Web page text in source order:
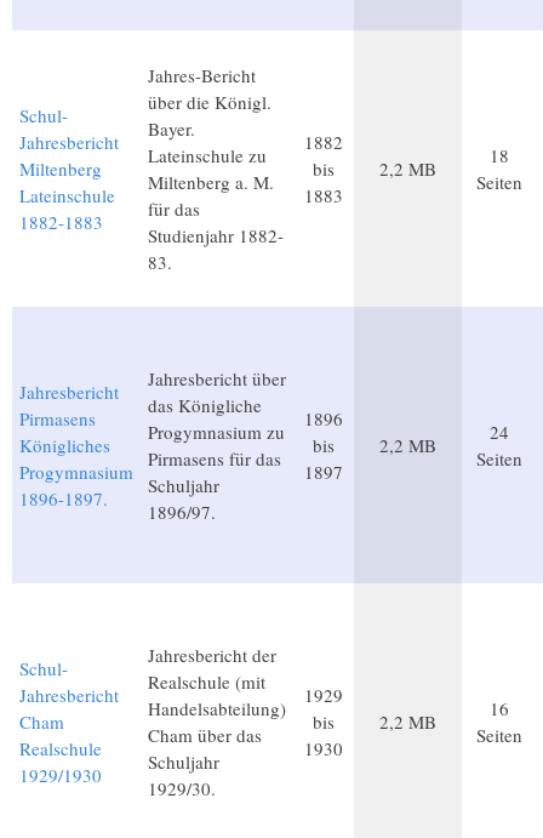
Schul-
Jahresbericht
Miltenberg
Lateinschule
1882-1883
Jahres-Bericht
über die Königl.
Bayer.
Lateinschule zu
Miltenberg a. M.
für das
Studienjahr 1882-
83.
1882
bis
1883
2,2 MB
18
Seiten
Jahresbericht
Pirmasens
Königliches
Progymnasium
1896-1897.
Jahresbericht über
das Königliche
Progymnasium zu
Pirmasens für das
Schuljahr
1896/97.
1896
bis
1897
2,2 MB
24
Seiten
Schul-
Jahresbericht
Cham
Realschule
1929/1930
Jahresbericht der
Realschule (mit
Handelsabteilung)
Cham über das
Schuljahr
1929/30.
1929
bis
1930
2,2 MB
16
Seiten